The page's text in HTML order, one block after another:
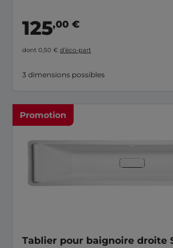
125,00 €
dont 0,50 € d’éco-part
3 dimensions possibles
Promotion
Tablier pour baignoire droite